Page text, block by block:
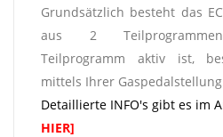
Grundsätzlich besteht das
aus 2
Teilprogramm aktiv ist,
mittels Ihrer
Detaillierte INFO's gibt es im
HIER]